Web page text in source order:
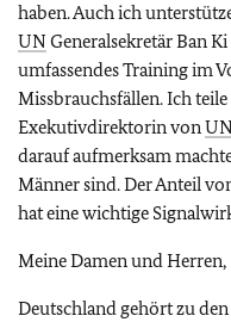
haben. Auch ich
UNGeneralsekretär Ban
umfassendes Training im
Missbrauchsfällen. Ich
Exekutivdirektorin von
darauf aufmerksam
Männer sind. Der Anteil
hat eine wichtige
Meine Damen und Herren,
Deutschland gehört zu